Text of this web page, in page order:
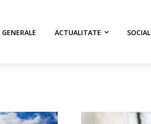
GENERALE ACTUALITATE SOCIAL